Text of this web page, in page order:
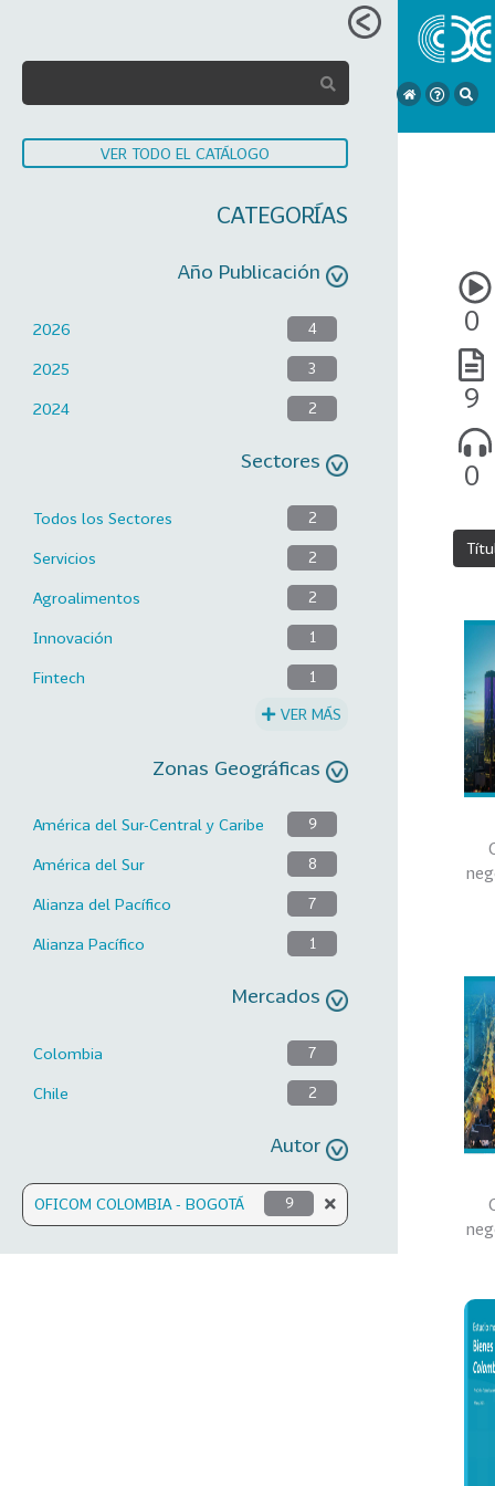
VER TODO EL CATÁLOGO
CATEGORÍAS
Año Publicación
2026 4
2025 3
2024 2
Sectores
Todos los Sectores 2
Servicios 2
Agroalimentos 2
Innovación 1
Fintech 1
VER MÁS
Zonas Geográficas
América del Sur-Central y Caribe 9
América del Sur 8
Alianza del Pacífico 7
Alianza Pacífico 1
Mercados
Colombia 7
Chile 2
Autor
OFICOM COLOMBIA - BOGOTÁ 9
0
9
0